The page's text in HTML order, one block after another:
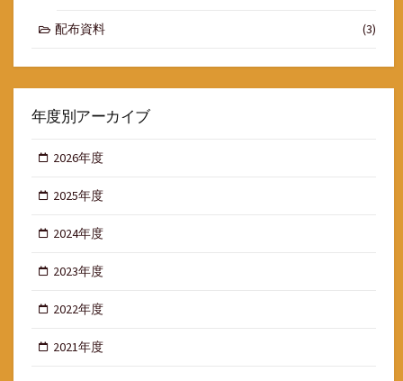
配布資料 (3)
年度別アーカイブ
2026年度
2025年度
2024年度
2023年度
2022年度
2021年度